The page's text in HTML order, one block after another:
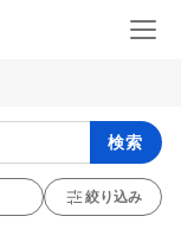
検索
絞り込み